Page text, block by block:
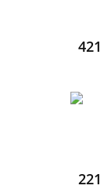
421
221